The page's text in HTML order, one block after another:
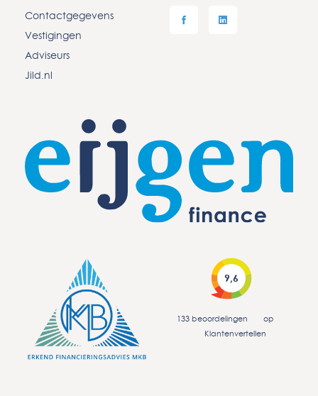
Contactgegevens
Vestigingen
Adviseurs
Jild.nl
9,6
133 beoordelingen
op
Klantenvertellen